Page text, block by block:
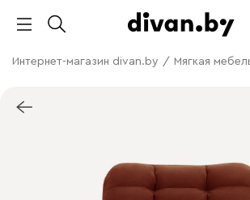
Интернет-магазин divan.by / Мягкая